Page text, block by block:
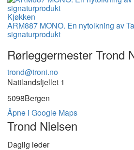
Kjøkken
ARM887 MONO. En nytolkning av
signaturprodukt
Rørleggermester Trond
trond@troni.no
Nattlandsfjellet 1
5098Bergen
Åpne i Google Maps
Trond Nielsen
Daglig leder